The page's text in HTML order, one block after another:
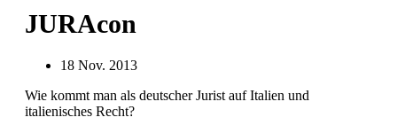
JURAcon
18 Nov. 2013
Wie kommt man als deutscher Jurist auf Italien und
italienisches Recht?